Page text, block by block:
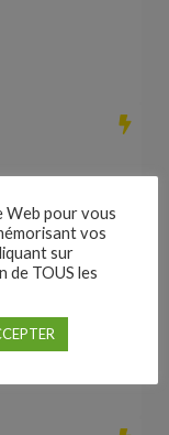
dans les
Web pour vous
vos
sur
de TOUS les